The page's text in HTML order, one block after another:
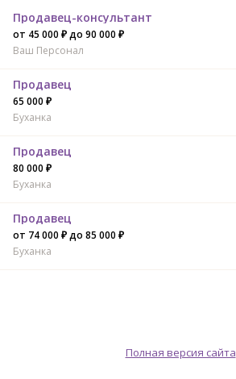
Продавец-консультант
от 45 000 ₽ до 90 000 ₽
Ваш Персонал
Продавец
65 000 ₽
Буханка
Продавец
80 000 ₽
Буханка
Продавец
от 74 000 ₽ до 85 000 ₽
Буханка
Полная версия сайта